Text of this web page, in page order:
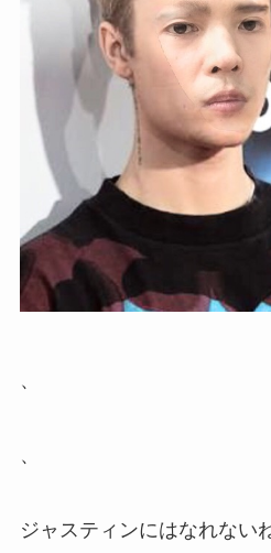
、
、
ジャスティンにはなれない